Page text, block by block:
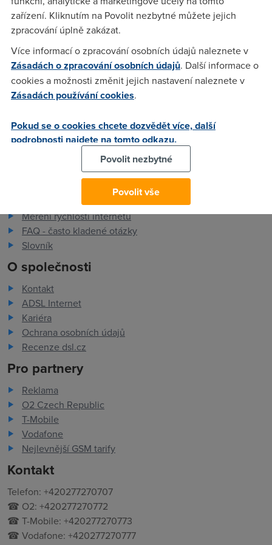
označením 1.3
Ferdinand(5.2.2014 10:21:18)
Po týdny zmizely z geografické vrstvy všechny hodnoty,
které jsem od instalace nové verze naměřil.
Pro zákazníky
Dostupnost internetu
Měření rychlosti internetu
FAQ - často kladené otázky
Slovník
O společnosti
Kontakt
ADSL Internet
Kariéra
Ochrana osobních údajů
Recenze dsl.cz
Pro partnery
Reklama
O2 Czech Republic
T-Mobile
Vodafone
Nejlevnější GSM tarify
Kontakt
Telefon: +420277270707
☎ O2: +420277270772
☎ T-Mobile: +420277270773
☎ Vodafone: +420277270777
zařízení. Kliknutím na Povolit nezbytné můžete jejich
zpracování úplně zakázat.
Více informací o zpracování osobních údajů naleznete v
Zásadách o zpracování osobních údajů. Další informace o
cookies a možnosti změnit jejich nastavení naleznete v
Zásadách používání cookies.
Pokud se o cookies chcete dozvědět více, další
podrobnosti najdete na tomto odkazu.
Povolit nezbytné
Povolit vše